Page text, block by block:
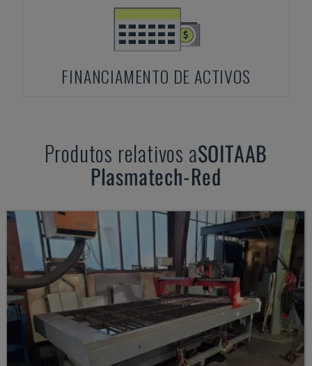
FINANCIAMENTO DE ACTIVOS
Produtos relativos aSOITAAB
Plasmatech-Red